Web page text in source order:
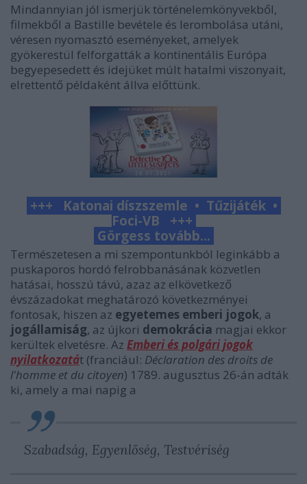
Mindannyian jól ismerjük történelemkönyvekből,
filmekből a Bastille bevétele és lerombolása utáni,
véresen nyomasztó eseményeket, amelyek
gyökerestül felforgatták a kontinentális Európa
begyepesedett és idejüket múlt hatalmi viszonyait,
elrettentő példaként állva előttünk.
+++ Katonai díszszemle • Tűzijáték •
Foci-VB +++
Görgess tovább...
Természetesen a mi szempontunkból leginkább a
puskaporos hordó felrobbanásának közvetlen
hatásai, hosszú távú, azaz az elkövetkező
évszázadokat meghatározó következményei
fontosak, hiszen az egyetemes emberi jogok, a
jogállamiság, az újkori demokrácia magjai ekkor
kerültek elvetésre. Az Emberi és polgári jogok
nyilatkozatát (franciául: Déclaration des droits de
l'homme et du citoyen) 1789. augusztus 26-án adták
ki, amely a mai napig a
Szabadság, Egyenlőség, Testvériség